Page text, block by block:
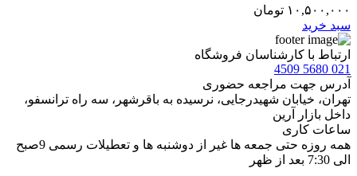
۱۰,۵۰۰,۰۰۰ تومان
سبد خرید
ارتباط با کارشناسان فروشگاه
021 5680 4509
آدرس جهت مراجعه حضوری
تهران، خيابان شهيدرجايى، نرسیده به باقرشهر، سه راه ترانسفو،
داخل بازار آرین
ساعات کاری
همه روزه حتی جمعه ها غیر از دوشنبه ها و تعطیلات رسمی 9صبح
الی 7:30 بعد از ظهر